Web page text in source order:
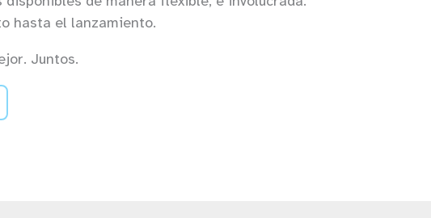
hasta el lanzamiento.
Juntos.